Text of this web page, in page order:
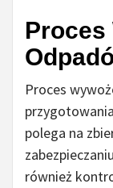
Proces
Proces
polega na
również